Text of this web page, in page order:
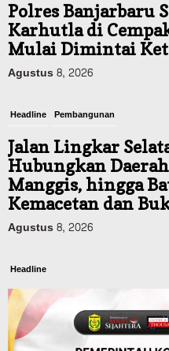
Polres Banjarbaru
Karhutla di
Mulai Dimintai
Agustus 8, 2026
Headline Pembangunan
Jalan Lingkar
Hubungkan
Manggis, hingga
Kemacetan dan
Agustus 8, 2026
Headline
Panaskan Kembali
FPTI Banjarmasin
Kalsel